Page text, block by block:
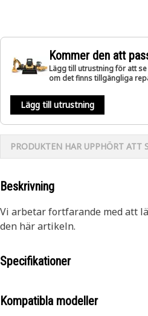
Kommer den att
Lägg till utrustning för att
om det finns tillgängliga
Lägg till utrustning
PRODUKTEN HAR UPPHÖRT ATT
Beskrivning
Vi arbetar fortfarande med att
den här artikeln.
Specifikationer
Kompatibla modeller